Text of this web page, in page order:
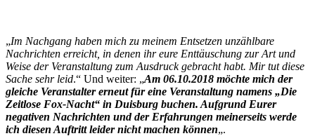
„Im Nachgang haben mich zu meinem Entsetzen unzählbare
Nachrichten erreicht, in denen ihr eure Enttäuschung zur Art und
Weise der Veranstaltung zum Ausdruck gebracht habt. Mir tut diese
Sache sehr leid.“ Und weiter: „Am 06.10.2018 möchte mich der
gleiche Veranstalter erneut für eine Veranstaltung namens „Die
Zeitlose Fox-Nacht“ in Duisburg buchen. Aufgrund Eurer
negativen Nachrichten und der Erfahrungen meinerseits werde
ich diesen Auftritt leider nicht machen können„.